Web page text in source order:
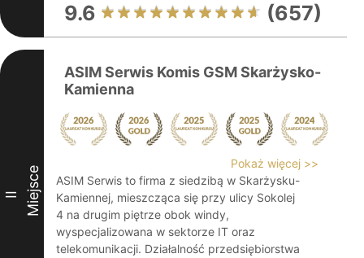
9.6 (657)
II Miejsce
ASIM Serwis Komis GSM Skarżysko-
Kamienna
Pokaż więcej >>
ASIM Serwis to firma z siedzibą w Skarżysku-
Kamiennej, mieszcząca się przy ulicy Sokolej
4 na drugim piętrze obok windy,
wyspecjalizowana w sektorze IT oraz
telekomunikacji. Działalność przedsiębiorstwa